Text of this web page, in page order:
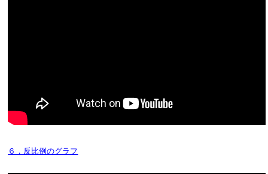
６．反比例のグラフ